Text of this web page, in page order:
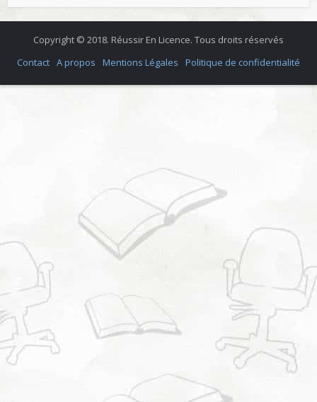
Copyright © 2018. Réussir En Licence. Tous droits réservés
Contact A propos Mentions Légales Politique de confidentialité